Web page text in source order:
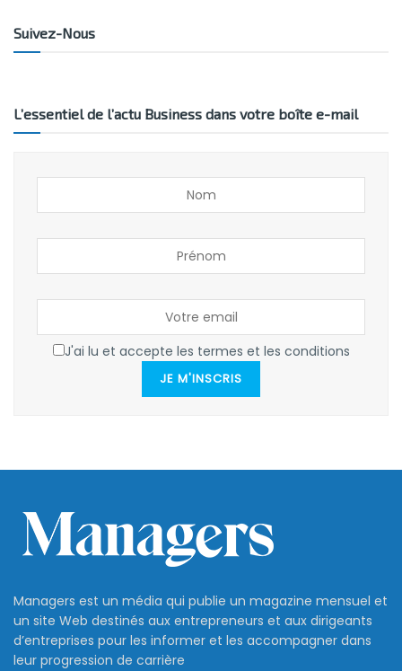
Suivez-Nous
L’essentiel de l’actu Business dans votre boîte e-mail
J'ai lu et accepte les termes et les conditions
JE M'INSCRIS
Managers est un média qui publie un magazine mensuel et
un site Web destinés aux entrepreneurs et aux dirigeants
d’entreprises pour les informer et les accompagner dans
leur progression de carrière